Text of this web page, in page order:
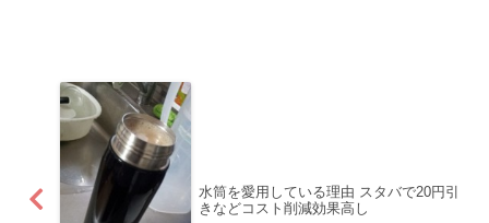
水筒を愛用している理由 スタバで20円引
きなどコスト削減効果高し